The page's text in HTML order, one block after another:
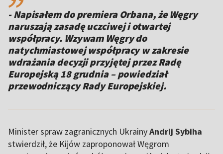
- Napisałem do premiera Orbana, że ​​Węgry
naruszają zasadę uczciwej i otwartej
współpracy. Wzywam Węgry do
natychmiastowej współpracy w zakresie
wdrażania decyzji przyjętej przez Radę
Europejską 18 grudnia – powiedział
przewodniczący Rady Europejskiej.
Minister spraw zagranicznych UkrainyAndrij Sybiha
stwierdził, że Kijów zaproponował Węgrom